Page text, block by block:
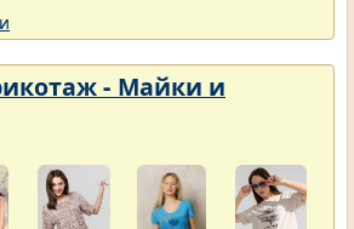
- Майки и